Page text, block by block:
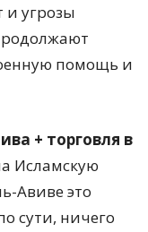
и угрозы
помощь и
+ торговля в
Исламскую
Авиве это
сути, ничего